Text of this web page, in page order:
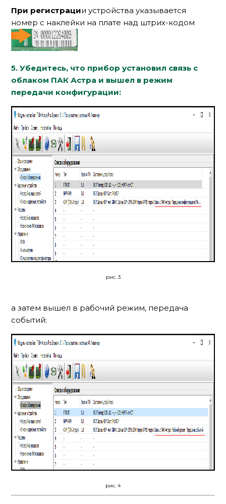
При регистрации устройства указывается
номер с наклейки на плате над штрих-кодом
5. Убедитесь, что прибор установил связь с
облаком ПАК Астра и вышел в режим
передачи конфигурации:
рис. 3
а затем вышел в рабочий режим, передача
событий:
рис. 4